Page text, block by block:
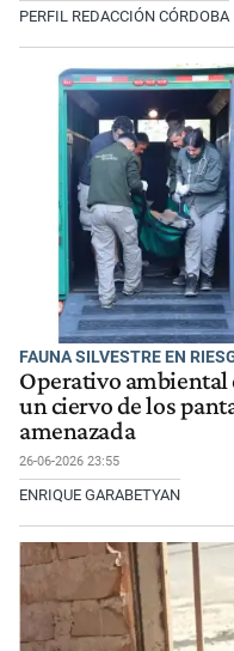
PERFIL REDACCIÓN CÓRDOBA
FAUNA SILVESTRE EN
Operativo ambiental
un ciervo de los
amenazada
26-06-2026 23:55
ENRIQUE GARABETYAN